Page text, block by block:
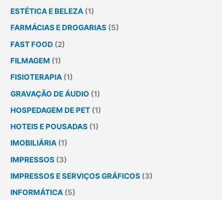
ESTÉTICA E BELEZA (1)
FARMÁCIAS E DROGARIAS (5)
FAST FOOD (2)
FILMAGEM (1)
FISIOTERAPIA (1)
GRAVAÇÃO DE ÁUDIO (1)
HOSPEDAGEM DE PET (1)
HOTEIS E POUSADAS (1)
IMOBILIÁRIA (1)
IMPRESSOS (3)
IMPRESSOS E SERVIÇOS GRÁFICOS (3)
INFORMÁTICA (5)